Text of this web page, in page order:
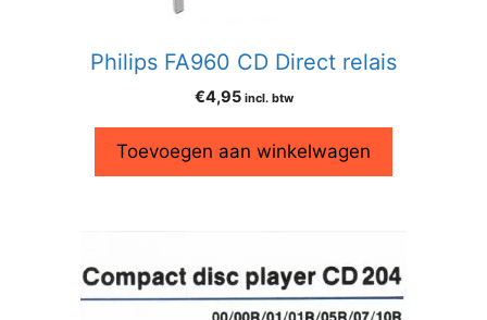
Philips FA960 CD Direct relais
€4,95 incl. btw
Toevoegen aan winkelwagen